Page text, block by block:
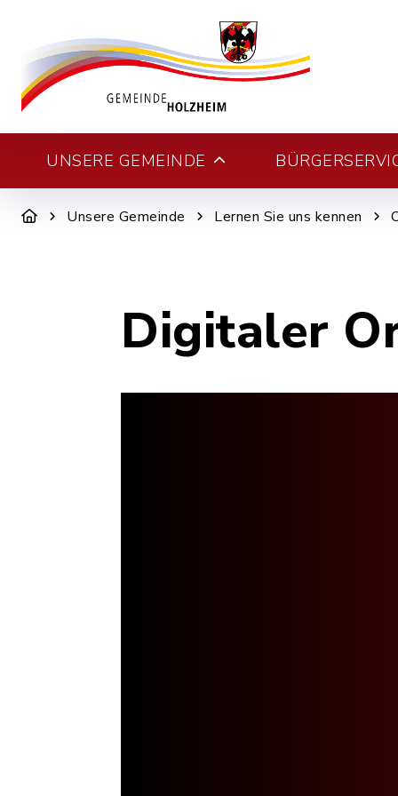
UNSERE GEMEINDE
Unsere Gemeinde Lernen Sie uns kennen
Digitaler